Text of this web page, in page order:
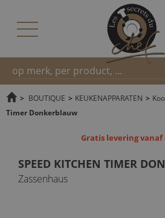
Snel
> BOUTIQUE > KEUKENAPPARATEN >
Timer Donkerblauw
Gratis levering vanaf
SPEED KITCHEN TIMER
Zassenhaus